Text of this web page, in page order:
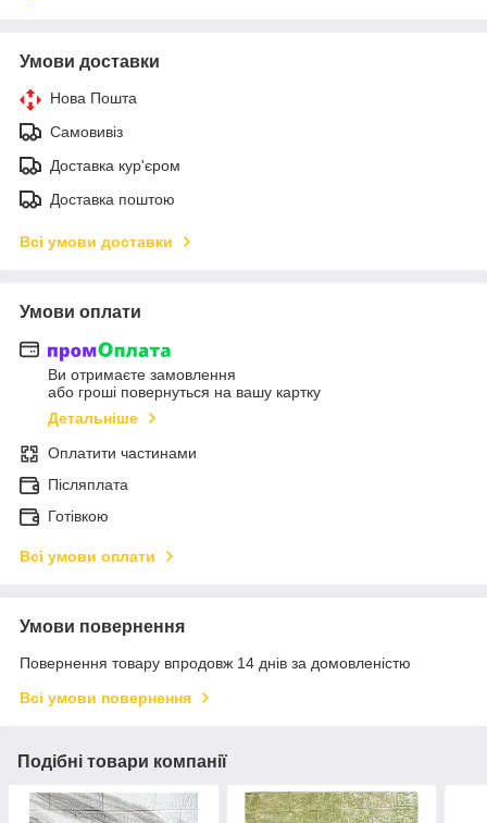
Умови доставки
Нова Пошта
Самовивіз
Доставка кур'єром
Доставка поштою
Всі умови доставки
Умови оплати
Ви отримаєте замовлення
або гроші повернуться на вашу картку
Детальніше
Оплатити частинами
Післяплата
Готівкою
Всі умови оплати
Умови повернення
Повернення товару впродовж 14 днів за домовленістю
Всі умови повернення
Подібні товари компанії